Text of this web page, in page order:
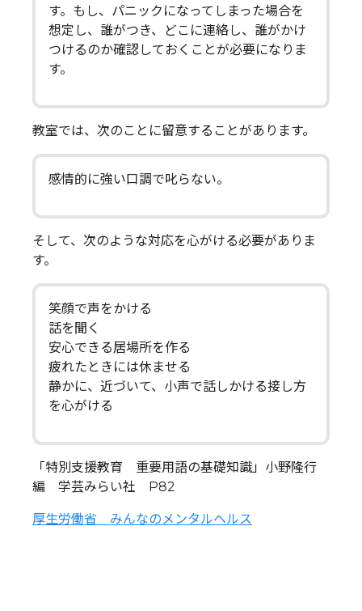
す。もし、パニックになってしまった場合を
想定し、誰がつき、どこに連絡し、誰がかけ
つけるのか確認しておくことが必要になりま
す。
教室では、次のことに留意することがあります。
感情的に強い口調で叱らない。
そして、次のような対応を心がける必要がありま
す。
笑顔で声をかける
話を聞く
安心できる居場所を作る
疲れたときには休ませる
静かに、近づいて、小声で話しかける接し方
を心がける
「特別支援教育 重要用語の基礎知識」小野隆行
編 学芸みらい社 P82
厚生労働省 みんなのメンタルヘルス